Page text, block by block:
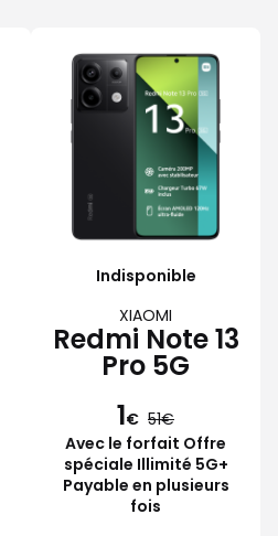
Indisponible
XIAOMI
Redmi Note 13
Pro 5G
1€ 51
Avec le forfait Offre
spéciale Illimité 5G+
Payable en plusieurs
fois